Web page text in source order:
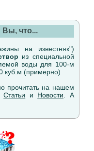
Вы, что...
на известняк")
из специальной
воды для 100-м
куб.м (примерно)
прочитать на нашем
Статьи и Новости . А